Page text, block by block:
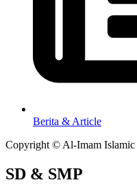
Berita & Article
Copyright © Al-Imam Islamic
SD & SMP